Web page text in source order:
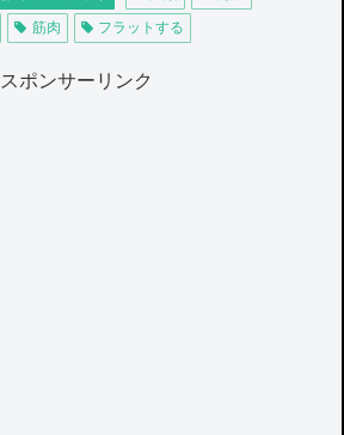
筋肉 フラットする
スポンサーリンク